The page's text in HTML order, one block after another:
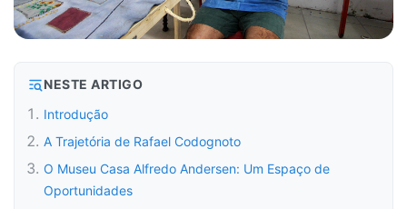
NESTE ARTIGO
Introdução
A Trajetória de Rafael Codognoto
O Museu Casa Alfredo Andersen: Um Espaço de
Oportunidades